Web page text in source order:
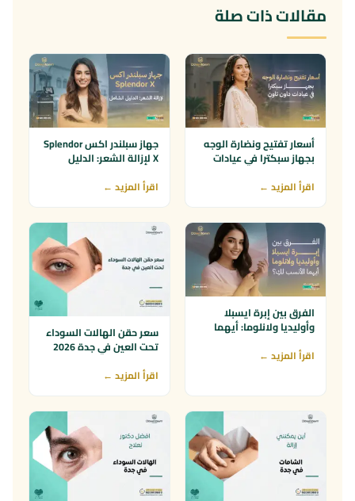
8–10 ص
6–8 م
وش أوصلك لنا؟
الموقع الإلكتروني سناب / إنستغرام / تيك توك
توصية من صديق أو قريب طريقة ثانية
عندك طلب إضافي؟
مقالات ذات صلة
أسعار تفتيح ونضارة الوجه
بجهاز سبكترا في عيادات
اقرأ المزيد ←
جهاز سبلندر اكس Splendor
X لإزالة الشعر: الدليل
اقرأ المزيد ←
الفرق بين إبرة ايسبلا
وأوليديا ولانلوما: أيهما
اقرأ المزيد ←
سعر حقن الهالات السوداء
تحت العين في جدة 2026
اقرأ المزيد ←